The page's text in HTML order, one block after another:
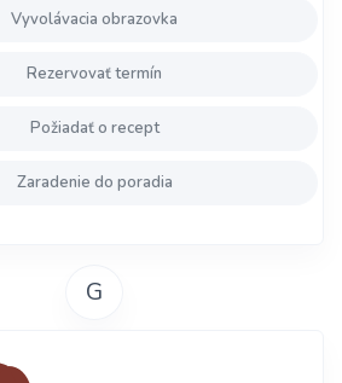
Vyvolávacia obrazovka
Rezervovať termín
Požiadať o recept
Zaradenie do poradia
G